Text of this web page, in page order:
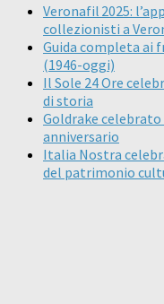
Veronafil 2025:
collezionisti a
Guida completa ai
(1946-oggi)
Il Sole 24 Ore
di storia
Goldrake
anniversario
Italia Nostra
del patrimonio